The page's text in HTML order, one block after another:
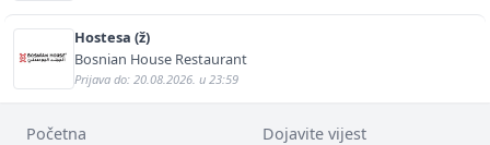
Hostesa (ž)
Bosnian House Restaurant
Prijava do: 20.08.2026. u 23:59
Početna Dojavite vijest